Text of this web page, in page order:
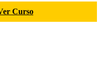
Curso